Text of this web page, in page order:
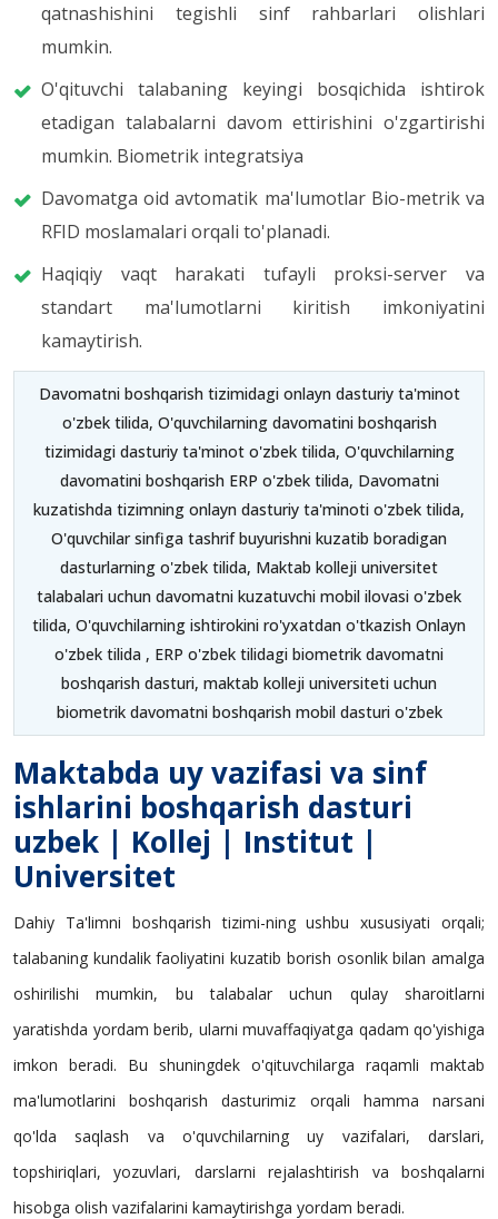
qatnashishini tegishli sinf rahbarlari olishlari
mumkin.
O'qituvchi talabaning keyingi bosqichida ishtirok
etadigan talabalarni davom ettirishini o'zgartirishi
mumkin. Biometrik integratsiya
Davomatga oid avtomatik ma'lumotlar Bio-metrik va
RFID moslamalari orqali to'planadi.
Haqiqiy vaqt harakati tufayli proksi-server va
standart ma'lumotlarni kiritish imkoniyatini
kamaytirish.
Davomatni boshqarish tizimidagi onlayn dasturiy ta'minot
o'zbek tilida, O'quvchilarning davomatini boshqarish
tizimidagi dasturiy ta'minot o'zbek tilida, O'quvchilarning
davomatini boshqarish ERP o'zbek tilida, Davomatni
kuzatishda tizimning onlayn dasturiy ta'minoti o'zbek tilida,
O'quvchilar sinfiga tashrif buyurishni kuzatib boradigan
dasturlarning o'zbek tilida, Maktab kolleji universitet
talabalari uchun davomatni kuzatuvchi mobil ilovasi o'zbek
tilida, O'quvchilarning ishtirokini ro'yxatdan o'tkazish Onlayn
o'zbek tilida , ERP o'zbek tilidagi biometrik davomatni
boshqarish dasturi, maktab kolleji universiteti uchun
biometrik davomatni boshqarish mobil dasturi o'zbek
Maktabda uy vazifasi va sinf
ishlarini boshqarish dasturi
uzbek | Kollej | Institut |
Universitet
Dahiy Ta'limni boshqarish tizimi-ning ushbu xususiyati orqali;
talabaning kundalik faoliyatini kuzatib borish osonlik bilan amalga
oshirilishi mumkin, bu talabalar uchun qulay sharoitlarni
yaratishda yordam berib, ularni muvaffaqiyatga qadam qo'yishiga
imkon beradi. Bu shuningdek o'qituvchilarga raqamli maktab
ma'lumotlarini boshqarish dasturimiz orqali hamma narsani
qo'lda saqlash va o'quvchilarning uy vazifalari, darslari,
topshiriqlari, yozuvlari, darslarni rejalashtirish va boshqalarni
hisobga olish vazifalarini kamaytirishga yordam beradi.